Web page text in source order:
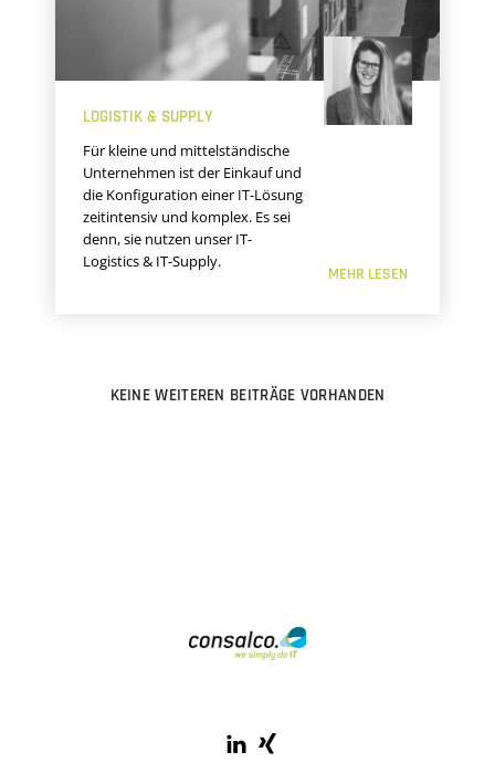
LOGISTIK & SUPPLY
Für kleine und mittelständische
Unternehmen ist der Einkauf und
die Konfiguration einer IT-Lösung
zeitintensiv und komplex. Es sei
denn, sie nutzen unser IT-
Logistics & IT-Supply.
MEHR LESEN
KEINE WEITEREN BEITRÄGE VORHANDEN